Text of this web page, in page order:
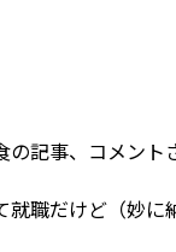
の記事、コメント
職だけど（妙に